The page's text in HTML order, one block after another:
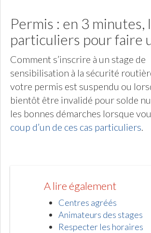
Permis : en 3 minutes,
particuliers pour faire
Comment s’inscrire à un stage de
sensibilisation à la sécurité
votre permis est suspendu ou
bientôt être invalidé pour solde
les bonnes démarches lorsque
coup d’un de ces cas particuliers.
A lire également
Centres agréés
Animateurs des stages
Respecter les horaires